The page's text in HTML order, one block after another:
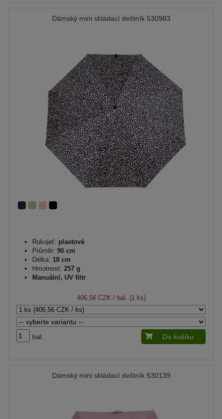
Dámský mini skládací deštník 530983
Rukojeť: plastová
Průměr: 90 cm
Délka: 18 cm
Hmotnost: 257 g
Manuální, UV filtr
406,56 CZK / bal. (1 ks)
bal. Do košíku
Dámský mini skládací deštník 530139